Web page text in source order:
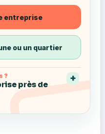
entreprise
ou un quartier
?
près de